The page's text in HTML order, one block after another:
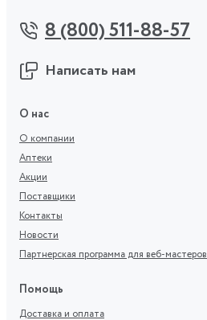
8 (800) 511-88-57
Написать нам
О нас
О компании
Аптеки
Акции
Поставщики
Контакты
Новости
Партнерская программа для веб-мастеров
Помощь
Доставка и оплата